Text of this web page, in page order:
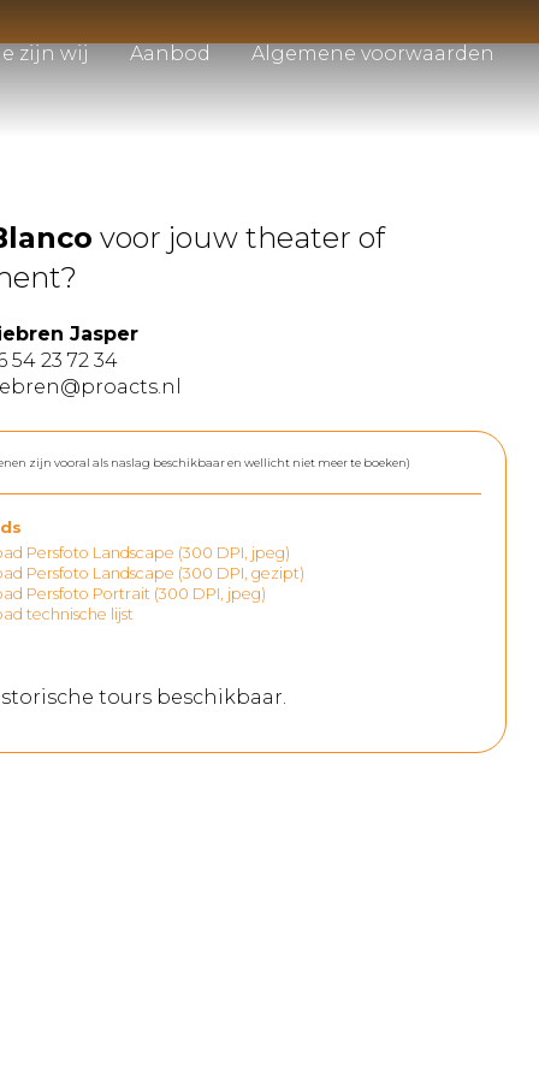
zijn wij Aanbod Algemene voorwaarden
voor jouw theater of
Jasper
54 23 72 34
zijn vooral als naslag beschikbaar en wellicht niet meer te boeken)
Persfoto Landscape (300 DPI, jpeg)
Persfoto Landscape (300 DPI, gezipt)
Persfoto Portrait (300 DPI, jpeg)
technische lijst
tours beschikbaar.